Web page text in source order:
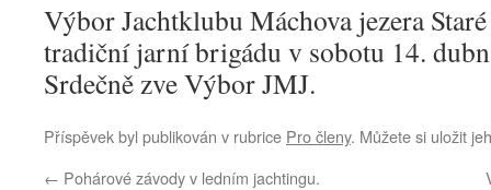
Výbor Jachtklubu Máchova jezera
tradiční jarní brigádu v sobotu 14.
Srdečně zve Výbor JMJ.
Příspěvek byl publikován v rubrice Pro členy. Můžete si uložit
← Pohárové závody v ledním jachtingu.